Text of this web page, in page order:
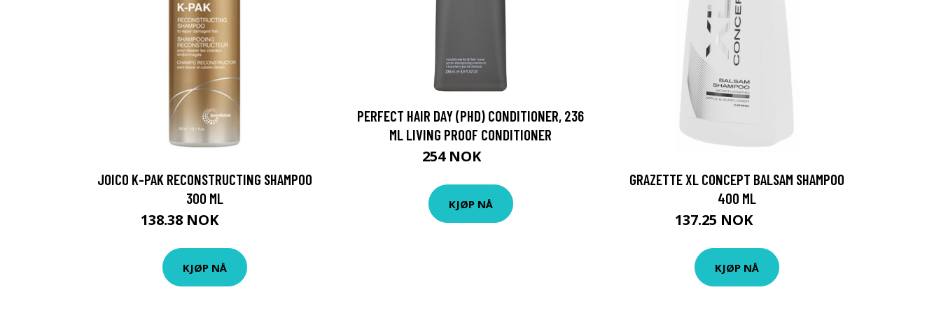
JOICO K-PAK RECONSTRUCTING SHAMPOO
300 ML
138.38 NOK
KJØP NÅ
PERFECT HAIR DAY (PHD) CONDITIONER, 236
ML LIVING PROOF CONDITIONER
254 NOK
KJØP NÅ
GRAZETTE XL CONCEPT BALSAM SHAMPOO
400 ML
137.25 NOK
KJØP NÅ